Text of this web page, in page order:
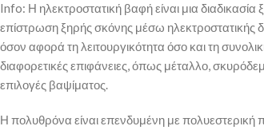
Info: Η ηλεκτροστατική βαφή είναι μια
επίστρωση ξηρής σκόνης μέσω ηλεκτροστατικής
όσον αφορά τη λειτουργικότητα όσο και τη
διαφορετικές επιφάνειες, όπως μέταλλο,
επιλογές βαψίματος.
Η πολυθρόνα είναι επενδυμένη με πολυεστερική